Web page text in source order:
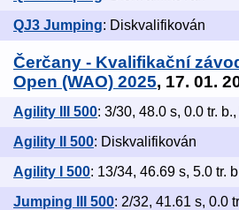
QJ3 Jumping: Diskvalifikován
Čerčany - Kvalifikační
Open (WAO) 2025, 17. 01.
Agility III 500: 3/30, 48.0 s, 0.0 tr.
Agility II 500: Diskvalifikován
Agility I 500: 13/34, 46.69 s, 5.0 tr.
Jumping III 500: 2/32, 41.61 s, 0.0